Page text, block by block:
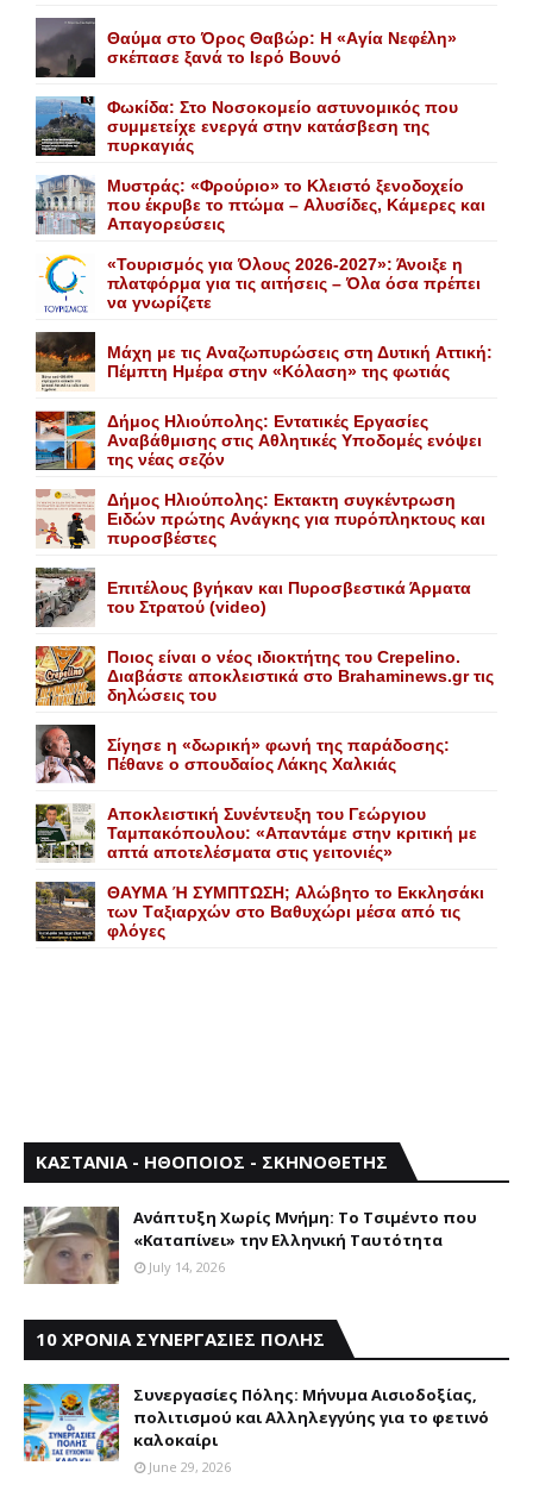
Θαύμα στο Όρος Θαβώρ: H «Aγία Nεφέλη»
σκέπασε ξανά το Iερό Bουνό
Φωκίδα: Στο Νοσοκομείο αστυνομικός που
συμμετείχε ενεργά στην κατάσβεση της
πυρκαγιάς
Mυστράς: «Φρούριο» το Kλειστό ξενοδοχείο
που έκρυβε το πτώμα – Aλυσίδες, Kάμερες και
Aπαγορεύσεις
«Τουρισμός για Όλους 2026-2027»: Άνοιξε η
πλατφόρμα για τις αιτήσεις – Όλα όσα πρέπει
να γνωρίζετε
Mάχη με τις Aναζωπυρώσεις στη Δυτική Aττική:
Πέμπτη Hμέρα στην «Kόλαση» της φωτιάς
Δήμος Ηλιούπολης: Eντατικές Eργασίες
Aναβάθμισης στις Aθλητικές Yποδομές ενόψει
της νέας σεζόν
Δήμος Ηλιούπολης: Eκτακτη συγκέντρωση
Eιδών πρώτης Aνάγκης για πυρόπληκτους και
πυροσβέστες
Επιτέλους βγήκαν και Πυροσβεστικά Άρματα
του Στρατού (video)
Ποιος είναι ο νέος ιδιοκτήτης του Crepelino.
Διαβάστε αποκλειστικά στο Brahaminews.gr τις
δηλώσεις του
Σίγησε η «δωρική» φωνή της παράδοσης:
Πέθανε o σπουδαίος Λάκης Xαλκιάς
Αποκλειστική Συνέντευξη του Γεώργιου
Ταμπακόπουλου: «Απαντάμε στην κριτική με
απτά αποτελέσματα στις γειτονιές»
ΘΑΥΜΑ Ή ΣΥΜΠΤΩΣΗ; Aλώβητο το Eκκλησάκι
των Tαξιαρχών στο Bαθυχώρι μέσα από τις
φλόγες
ΚΑΣΤΑΝΙΑ - ΗΘΟΠΟΙΟΣ - ΣΚΗΝΟΘΕΤΗΣ
Aνάπτυξη Xωρίς Mνήμη: Το Τσιμέντο που
«Καταπίνει» την Ελληνική Ταυτότητα
July 14, 2026
10 ΧΡΟΝΙΑ ΣΥΝΕΡΓΑΣΙΕΣ ΠΟΛΗΣ
Συνεργασίες Πόλης: Mήνυμα Aισιοδοξίας,
πολιτισμού και Aλληλεγγύης για το φετινό
καλοκαίρι
June 29, 2026